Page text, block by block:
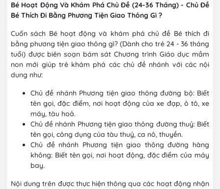
Bé Hoạt Động Và Khám Phá Chủ Đề (24-36 Tháng) - Chủ Đề
Bé Thích Đi Bằng Phương Tiện Giao Thông Gì ?
Cuốn sách Bé hoạt động và khám phá chủ đề Bé thích đi
bằng phương tiện giao thông gì? (Dành cho trẻ 24 - 36 tháng
tuổi) được biên soạn bám sát Chương trình Giáo dục mầm
non mới giúp trẻ khám phá các chủ đề nhánh với các nội
dung như:
Chủ đề nhánh Phương tiện giao thông đường bộ: Biết
tên gọi, đặc điểm, nơi hoạt động của xe đạp, ô tô, xe
máy, tàu hoả.
Chủ đề nhánh Phương tiện giao thông đường thuỷ: Biết
tên gọi, công dụng của tàu thuỷ, ca nô, thuyền.
Chủ đề nhánh Phương tiện giao thông đường hàng
không: Biết tên gọi, nơi hoạt động, đặc điểm của máy
bay.
Nội dung trên được thực hiện thông qua các hoạt động nhận